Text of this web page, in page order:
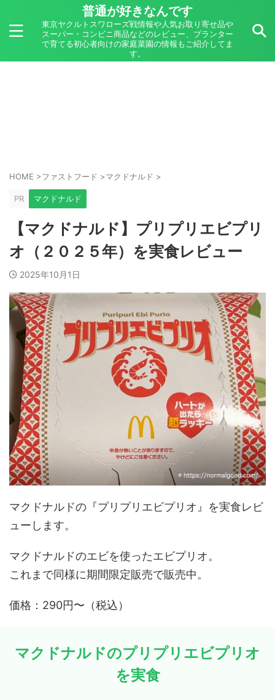
普通が好きなんです
東京ヤクルトスワローズ戦情報や人気お取り寄せ品や
スーパー・コンビニ商品などのレビュー、プランター
で育てる初心者向けの家庭菜園の情報もご紹介してま
す。
HOME >ファストフード >マクドナルド >
PR マクドナルド
【マクドナルド】プリプリエビプリ
オ（２０２５年）を実食レビュー
2025年10月1日
マクドナルドの『プリプリエビプリオ』を実食レビ
ューします。
マクドナルドのエビを使ったエビプリオ。
これまで同様に期間限定販売で販売中。
価格：290円〜（税込）
マクドナルドのプリプリエビプリオ
を実食